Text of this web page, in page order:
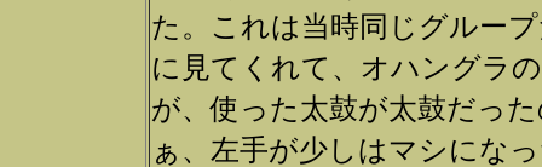
た。これは当時同じグルー
に見てくれて、オハングラ
が、使った太鼓が太鼓だっ
ぁ、左手が少しはマシにな